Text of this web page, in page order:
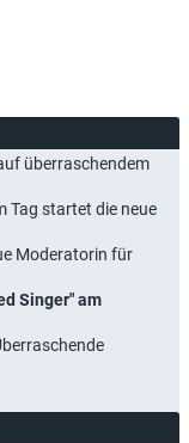
überraschendem
Tag startet die neue
Moderatorin für
Singer" am